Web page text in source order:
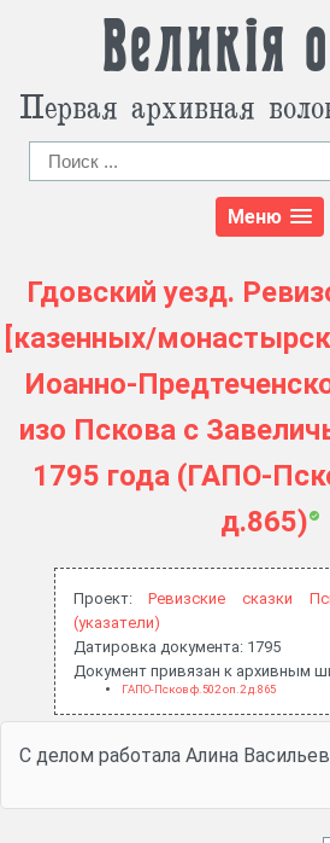
Великія
Первая архивная
Меню
Гдовский уезд.
[казенных/
Иоанно-
изо Пскова с
1795 года (ГАПО-
д.865)
Проект:Ревизские сказки
(указатели)
Датировка документа: 1795
Документ привязан к архивным
ГАПО-Псков ф.502 оп.2 д.865
С делом работала Алина